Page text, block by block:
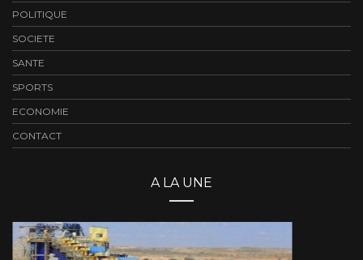
POLITIQUE
SOCIETE
SANTE
SPORTS
ECONOMIE
CONTACT
A LA UNE